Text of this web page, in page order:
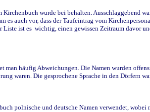
wurde bei behalten. Ausschlaggebend
es auch vor, dass der Taufeintrag vom
Liste ist es wichtig, einen gewissen Zeitraum davor
man häufig Abweichungen. Die Namen wurden
waren. Die gesprochene Sprache in den Dörfern
polnische und deutsche Namen verwendet,